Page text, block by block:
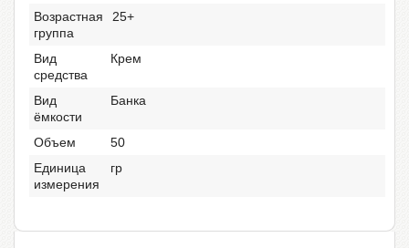
Возрастная
группа
25+
Вид
средства
Крем
Вид
ёмкости
Банка
Объем
50
Единица
измерения
гр